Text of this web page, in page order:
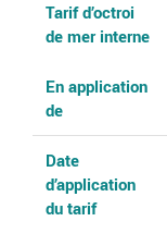
Tarif d’octroi
de mer interne
En application
de
Date
d’application
du tarif